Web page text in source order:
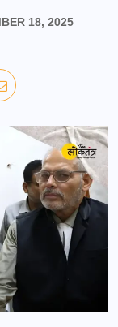
18, 2025